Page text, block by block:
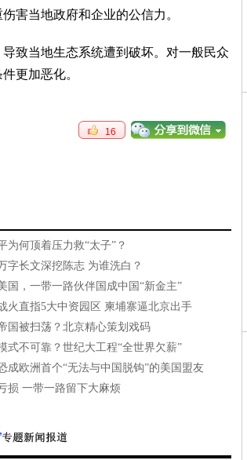
害当地政府和企业的公信力。
当地生态系统遭到破坏。对一般民众
更加恶化。
16
为何顶着压力救“太子”？
字长文深挖陈志 为谁洗白？
国，一带一路伙伴国成中国“新金主”
火直指5大中资园区 柬埔寨逼北京出手
国被扫荡？北京精心策划戏码
式不可靠？世纪大工程“全世界欠薪”
成欧洲首个“无法与中国脱钩”的美国盟友
损 一带一路留下大麻烦